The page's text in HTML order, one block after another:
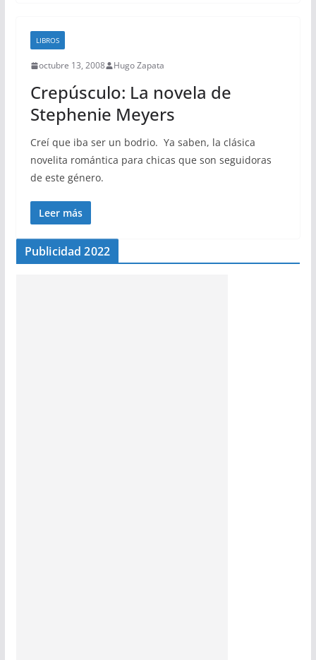
LIBROS
octubre 13, 2008 Hugo Zapata
Crepúsculo: La novela de
Stephenie Meyers
Creí que iba ser un bodrio. Ya saben, la clásica
novelita romántica para chicas que son seguidoras
de este género.
Leer más
Publicidad 2022